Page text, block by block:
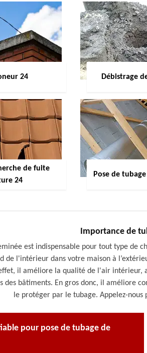
24 Débistrage
de fuite
24
Pose de
Importance de
est indispensable pour tout type de
de l'intérieur dans votre maison à
il améliore la qualité de l'air intérieur,
des bâtiments. En gros donc, il améliore
le protéger par le tubage. Appelez-
pour pose de tubage de